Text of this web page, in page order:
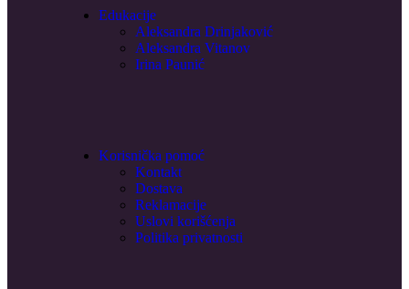
Edukacije
Aleksandra Drinjaković
Aleksandra Vitanov
Irina Paunić
Korisnička pomoć
Kontakt
Dostava
Reklamacije
Uslovi korišćenja
Politika privatnosti